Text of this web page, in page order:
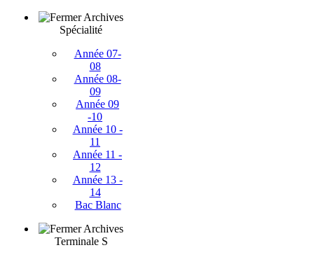
Archives
Spécialité
Année 07-
08
Année 08-
09
Année 09
-10
Année 10 -
11
Année 11 -
12
Année 13 -
14
Bac Blanc
Archives
Terminale S